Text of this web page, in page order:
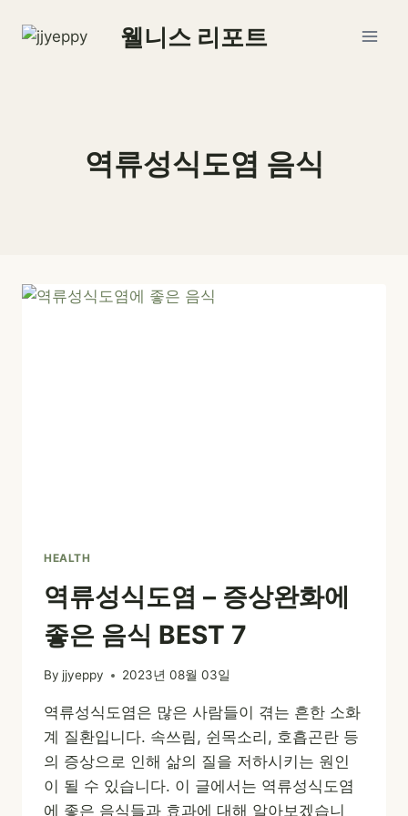
웰니스 리포트
역류성식도염 음식
HEALTH
역류성식도염 – 증상완화에
좋은 음식 BEST 7
By jjyeppy 2023년 08월 03일
역류성식도염은 많은 사람들이 겪는 흔한 소화
계 질환입니다. 속쓰림, 쉰목소리, 호흡곤란 등
의 증상으로 인해 삶의 질을 저하시키는 원인
이 될 수 있습니다. 이 글에서는 역류성식도염
에 좋은 음식들과 효과에 대해 알아보겠습니